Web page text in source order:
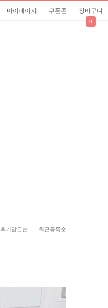
마이페이지 쿠폰존 장바구니
0
후기많은순 최근등록순